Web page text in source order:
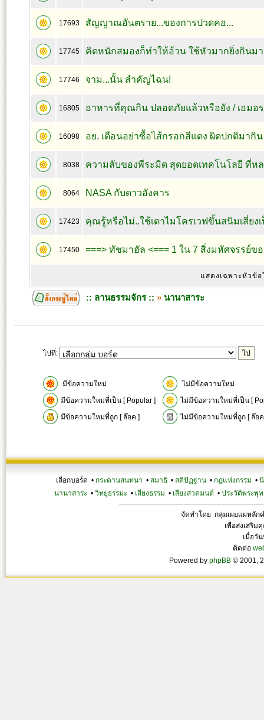
17693 สัญญาณอันตราย...ของการปวดคอ...
17745 คิดหนักสมองก็ทำให้อ้วน ใช้หัวมากยิ่งกินมา
17746 จาม...นั้น สำคัญไฉน!
16805 อาหารที่คุณกิน ปลอดภัยแล้วหรือยัง / เอมอ
16098 อย. เตือนอย่าซื้อไส้กรอกสีแดง ผิดปกติมากิน
8038 ความลับของพีระมิด สุดยอดเทคโนโลยี ที่ห
8064 NASA กับดาวอังคาร
17423 คุณรู้หรือไม่..ใช้เตาไมโครเวฟขึ้นสนิมเสี่ยง
17450 ===> ทัชมาฮัล <=== 1 ใน 7 สิ่งมหัศจรรย์ข
แสดงเฉพาะหัวข้อ
:: ลานธรรมจักร :: » นานาสาระ
ไปที่:
มีข้อความใหม่
ไม่มีข้อความใหม่
มีข้อความใหม่ที่เป็น [ Popular ]
ไม่มีข้อความใหม่ที่เป็น [
มีข้อความใหม่ที่ถูก [ ล๊อค ]
ไม่มีข้อความใหม่ที่ถูก [ ล๊อ
เลือกบอร์ด • กระดานสนทนา • สมาธิ • สติปัฏฐาน • กฎแห่งกรรม •
นานาสาระ• วิทยุธรรมะ• เสียงธรรม • เสียงสวดมนต์ • ประวัติพระพุท
จัดทำโดย กลุ่มเผยแผ่หลัก
เพื่อส่งเสริม
เมื่อวั
ติดต่อ
Powered by phpBB © 2001,